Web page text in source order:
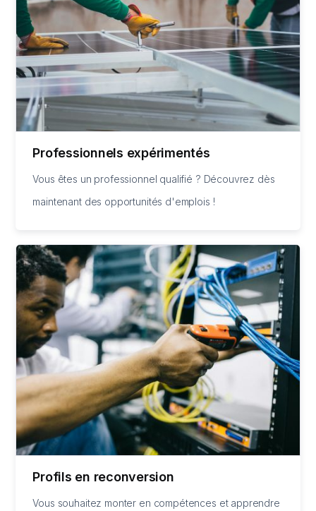
Professionnels expérimentés
Vous êtes un professionnel qualifié ? Découvrez dès
maintenant des opportunités d'emplois !
Profils en reconversion
Vous souhaitez monter en compétences et apprendre